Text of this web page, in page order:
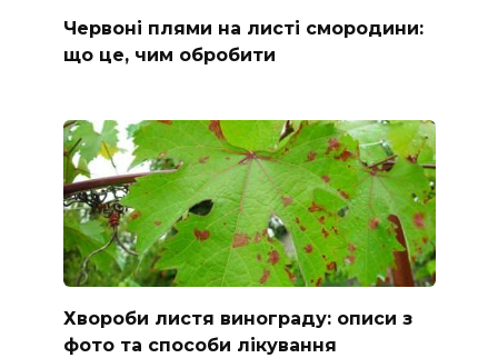
Червоні плями на листі смородини:
що це, чим обробити
Хвороби листя винограду: описи з
фото та способи лікування